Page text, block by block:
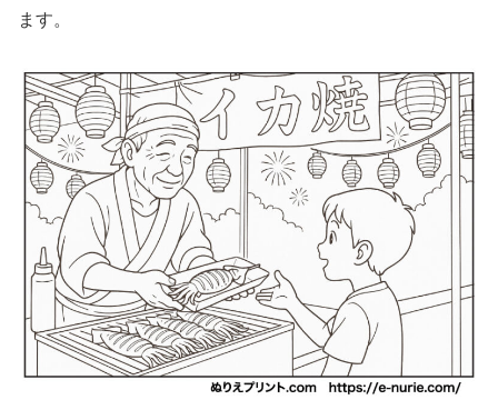
ます。